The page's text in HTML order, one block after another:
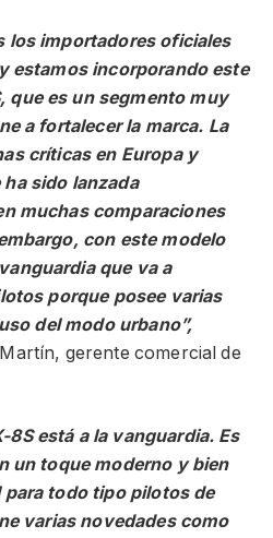
los importadores oficiales
estamos incorporando este
que es un segmento muy
a fortalecer la marca. La
críticas en Europa y
sido lanzada
muchas comparaciones
con este modelo
que va a
porque posee varias
del modo urbano”,
gerente comercial de
8S está a la vanguardia. Es
un toque moderno y bien
todo tipo pilotos de
varias novedades como